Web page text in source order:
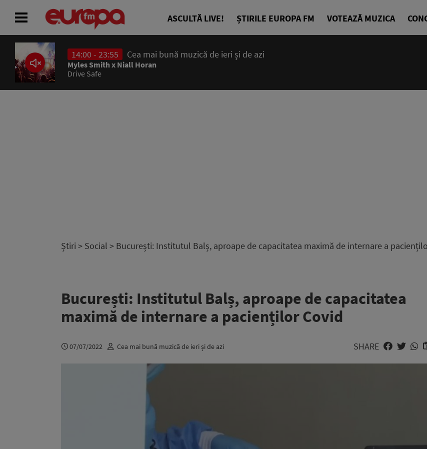
ASCULTĂ LIVE! ȘTIRILE EUROPA FM VOTEAZĂ MUZICA
14:00 - 23:55 Cea mai bună muzică de ieri și de azi
Myles Smith x Niall Horan
Drive Safe
Știri > Social > București: Institutul Balș, aproape de capacitatea maximă de internare a
București: Institutul Balș, aproape de capacitatea
maximă de internare a pacienților Covid
07/07/2022 Cea mai bună muzică de ieri și de azi SHARE
ACASĂ
ȘTIRI